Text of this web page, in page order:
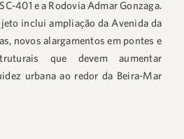
401 e a Rodovia Admar Gonzaga.
inclui ampliação da Avenida da
novos alargamentos em pontes e
que devem aumentar
urbana ao redor da Beira-Mar